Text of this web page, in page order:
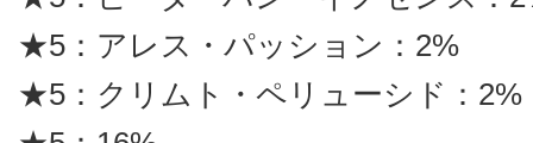
★5：アレス・パッション：2%
★5：クリムト・ペリューシド：2%